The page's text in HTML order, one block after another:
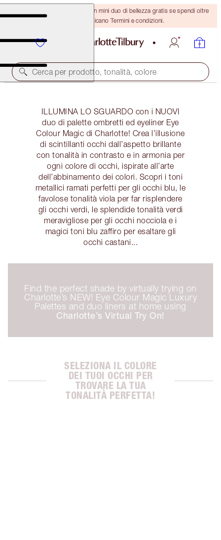
ULTIMA OCCASIONE! Ricevi un mini duo di bellezza gratis se spendi oltre
110 €! Si applicano Termini e condizioni.
Cerca per prodotto, tonalità, colore
ILLUMINA LO SGUARDO con i NUOVI
duo di palette ombretti ed eyeliner Eye
Colour Magic di Charlotte! Crea l’illusione
di scintillanti occhi dall’aspetto brillante
con tonalità in contrasto e in armonia per
ogni colore di occhi, ispirate all’arte
dell’abbinamento dei colori. Scopri i toni
metallici ramati perfetti per gli occhi blu, le
favolose tonalità viola per far risplendere
gli occhi verdi, le splendide tonalità verdi
meravigliose per gli occhi nocciola e i
magici toni blu zaffiro per esaltare gli
occhi castani...
Find the perfect shade by virtually trying on
Charlotte’s NEW! Eye Colour Magic Luxury
Palettes and duo liners at home using
Charlotte’s Virtual Try On!
SELEZIONA IL COLORE
DEI TUOI OCCHI PER
TROVARE LA TUA
TONALITÀ PERFETTA!